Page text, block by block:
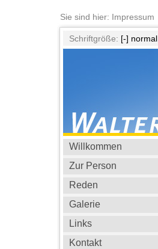
Sie sind hier: Impressum
Schriftgröße: [-] normal
Willkommen
Zur Person
Reden
Galerie
Links
Kontakt